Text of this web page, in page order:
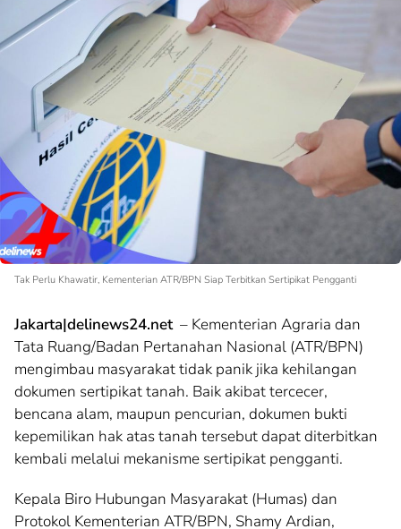
Tak Perlu Khawatir, Kementerian ATR/BPN Siap Terbitkan Sertipikat Pengganti
Jakarta|delinews24.net – Kementerian Agraria dan
Tata Ruang/Badan Pertanahan Nasional (ATR/BPN)
mengimbau masyarakat tidak panik jika kehilangan
dokumen sertipikat tanah. Baik akibat tercecer,
bencana alam, maupun pencurian, dokumen bukti
kepemilikan hak atas tanah tersebut dapat diterbitkan
kembali melalui mekanisme sertipikat pengganti.
Kepala Biro Hubungan Masyarakat (Humas) dan
Protokol Kementerian ATR/BPN, Shamy Ardian,